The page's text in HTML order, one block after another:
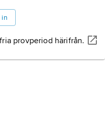
in
provperiod härifrån.